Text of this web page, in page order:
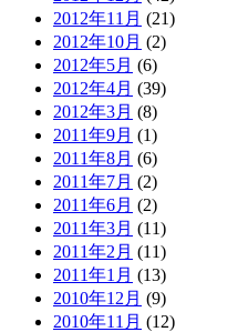
2012年11月 (21)
2012年10月 (2)
2012年5月 (6)
2012年4月 (39)
2012年3月 (8)
2011年9月 (1)
2011年8月 (6)
2011年7月 (2)
2011年6月 (2)
2011年3月 (11)
2011年2月 (11)
2011年1月 (13)
2010年12月 (9)
2010年11月 (12)